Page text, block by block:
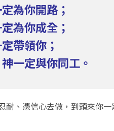
為你開路；
為你成全；
帶領你；
一定與你同工。
、憑信心去做，到頭來你